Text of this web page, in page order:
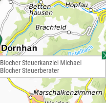
Blocher Steuerkanzlei Michael
Blocher Steuerberater